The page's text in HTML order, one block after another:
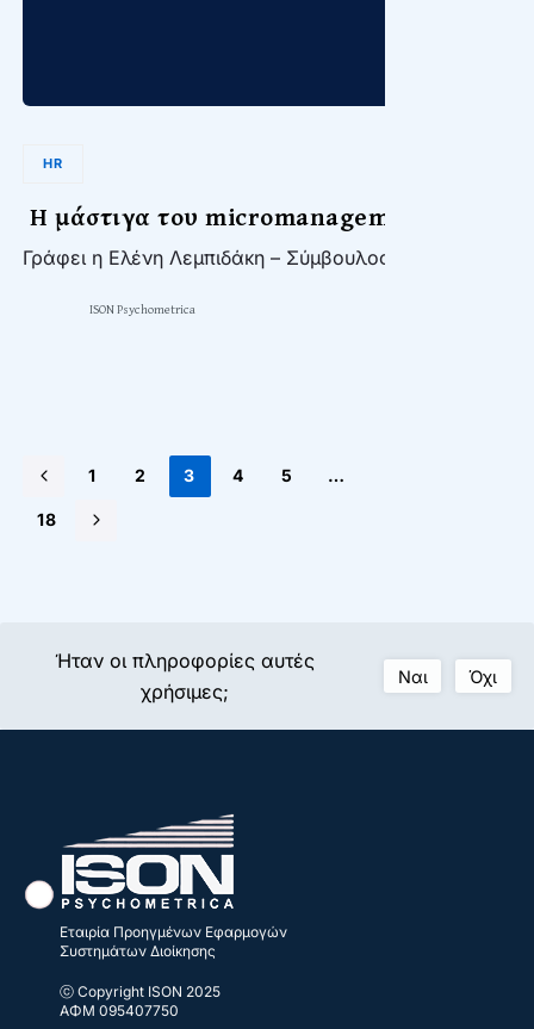
HR
Η μάστιγα του micromanagement
Γράφει η Ελένη Λεμπιδάκη – Σύμβουλος
ISON Psychometrica
1 2 3 4 5 …
18
Ήταν οι πληροφορίες αυτές
χρήσιμες;
Ναι Όχι
Εταιρία Προηγμένων Εφαρμογών
Συστημάτων Διοίκησης
ⓒ Copyright ISON 2025
ΑΦΜ 095407750